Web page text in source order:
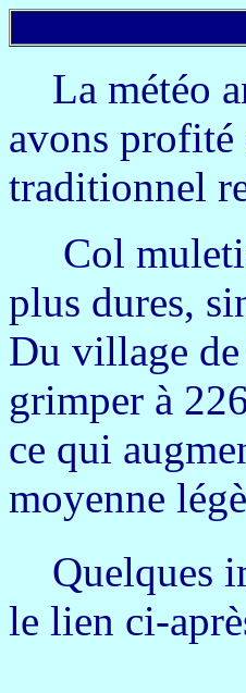
La météo
avons
traditionnel
Col
plus dures,
Du village
grimper à
ce qui
moyenne
Quelques
le lien ci-